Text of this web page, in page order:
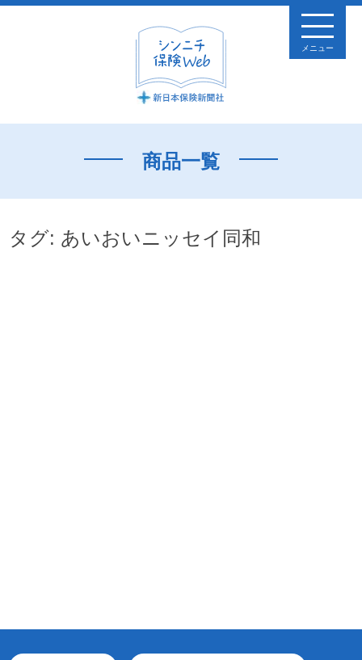
メニュー
商品一覧
タグ: あいおいニッセイ同和